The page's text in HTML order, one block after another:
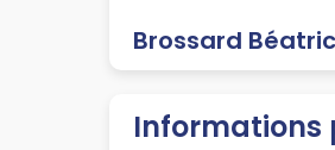
Brossard
Informations